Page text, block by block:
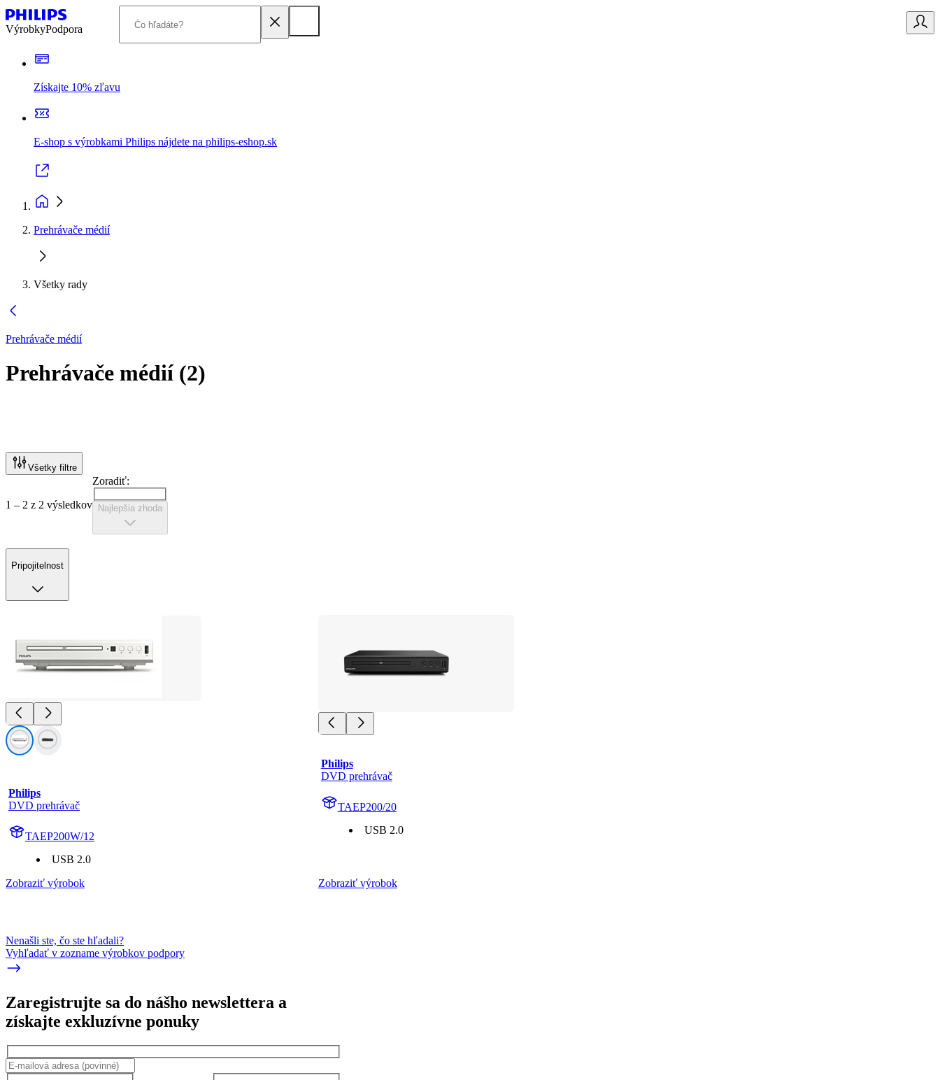
VýrobkyPodpora
Získajte 10% zľavu
E-shop s výrobkami Philips nájdete na philips-eshop.sk
Prehrávače médií
Všetky rady
Prehrávače médií
Prehrávače médií(2)
Všetky filtre
1 – 2 z 2 výsledkov
Zoradiť:
Najlepšia zhoda
Pripojitelnost
Philips
DVD prehrávač
TAEP200W/12
USB 2.0
Zobraziť výrobok
Philips
DVD prehrávač
TAEP200/20
USB 2.0
Zobraziť výrobok
Nenašli ste, čo ste hľadali?
Vyhľadať v zozname výrobkov podpory
Zaregistrujte sa do nášho newslettera a
získajte exkluzívne ponuky